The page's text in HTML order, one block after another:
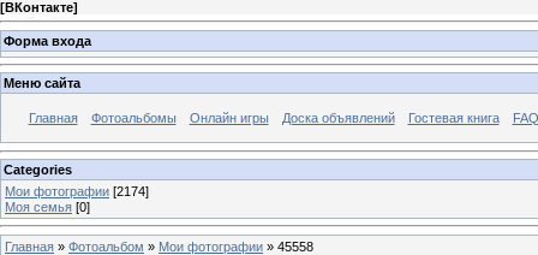
[ВКонтакте]
Форма входа
Меню сайта
Главная Фотоальбомы Онлайн игры Доска объявлений Гостевая книга
Categories
Мои фотографии [2174]
Моя семья [0]
Главная » Фотоальбом » Мои фотографии » 45558